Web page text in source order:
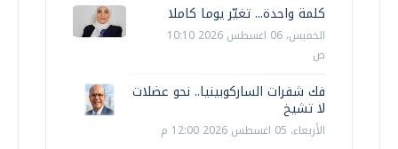
كلمة واحدة... تغيّر يوما كاملا
الخميس، 06 اغسطس 2026 10:10
ص
فك شفرات الساركوبينيا.. نحو عضلات
لا تشيخ
الأربعاء، 05 اغسطس 2026 12:00 م